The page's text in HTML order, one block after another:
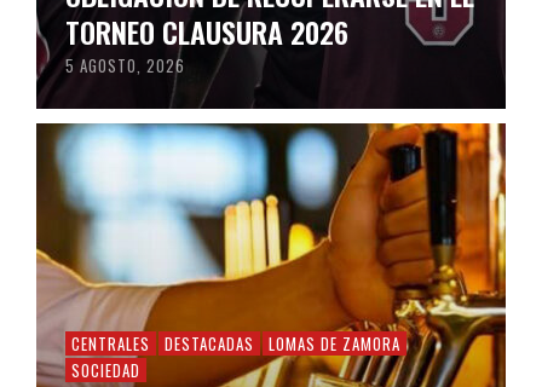
TORNEO CLAUSURA 2026
5 AGOSTO, 2026
CENTRALES DESTACADAS
LOMAS DE ZAMORA
SOCIEDAD